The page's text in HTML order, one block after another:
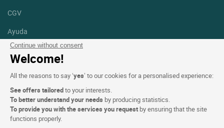
Continue without consent
Welcome!
All the reasons to say ‘yes’ to our cookies for a personalised experience:
See offers tailoredto your interests.
To better understand your needs by producing statistics.
To provide you with the services you request by ensuring that the site
functions properly.
CGV
Ayuda
Mapa del sitio
fotografías
Síguenos
Facebook
Instagram